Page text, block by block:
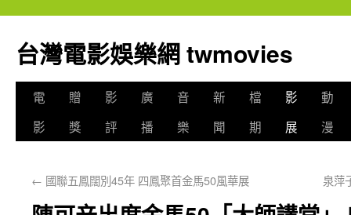
台灣電影娛樂網 twmovies
電
影
贈
獎
影
評
廣
播
音
樂
新
聞
檔
期
影
展
動
漫
← 國聯五鳳闊別45年 四鳳聚首金馬50風華展 泉萍